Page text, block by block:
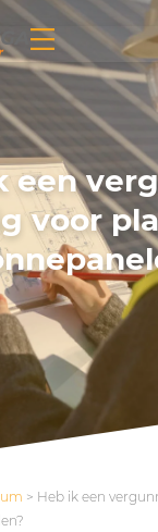
een
voor
> Heb ik een